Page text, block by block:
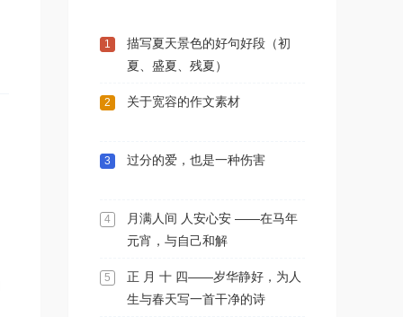
1
描写夏天景色的好句好段（初
夏、盛夏、残夏）
2 关于宽容的作文素材
3 过分的爱，也是一种伤害
4
月满人间 人安心安 ——在马年
元宵，与自己和解
5
正 月 十 四——岁华静好，为人
生与春天写一首干净的诗